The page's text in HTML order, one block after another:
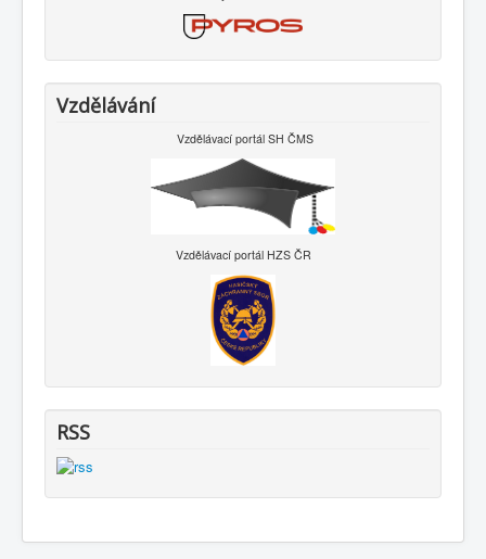
Vzdělávání
Vzdělávací portál SH ČMS
Vzdělávací portál HZS ČR
RSS